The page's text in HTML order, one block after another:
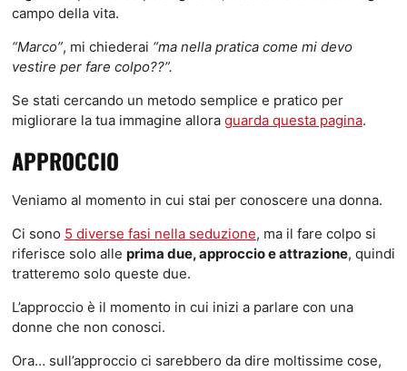
campo della vita.
“Marco”, mi chiederai “ma nella pratica come mi devo
vestire per fare colpo??”.
Se stati cercando un metodo semplice e pratico per
migliorare la tua immagine allora guarda questa pagina.
APPROCCIO
Veniamo al momento in cui stai per conoscere una donna.
Ci sono 5 diverse fasi nella seduzione, ma il fare colpo si
riferisce solo alle prima due, approccio e attrazione, quindi
tratteremo solo queste due.
L’approccio è il momento in cui inizi a parlare con una
donne che non conosci.
Ora… sull’approccio ci sarebbero da dire moltissime cose,